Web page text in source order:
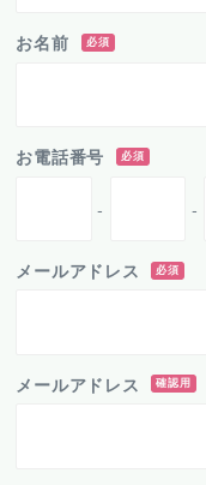
お名前 必須
お電話番号 必須
- -
メールアドレス 必須
メールアドレス 確認用